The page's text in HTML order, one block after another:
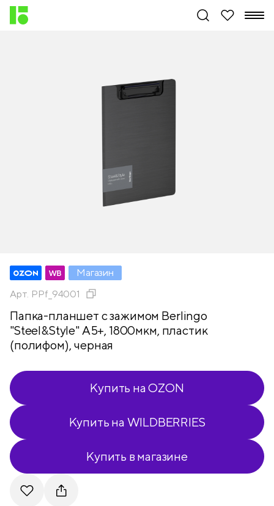
Магазин
Арт. PPf_94001
Папка-планшет с зажимом Berlingo
"Steel&Style" А5+, 1800мкм, пластик
(полифом), черная
Купить на OZON
Купить на WILDBERRIES
Купить в магазине